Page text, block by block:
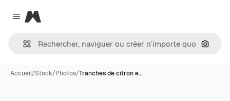
Close menu
Magnific
Accueil/Stock/Photos/Tranches de citron e…